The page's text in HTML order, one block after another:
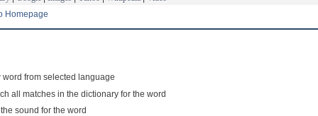
Homepage
word from selected language
all matches in the dictionary for the word
sound for the word